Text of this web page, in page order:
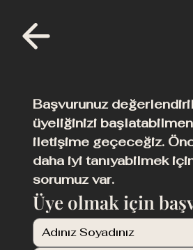
Başvurunuz
üyeliğinizi
iletişime geçeceğiz.
daha iyi tanıyabilmek
sorumuz var.
Üye olmak için